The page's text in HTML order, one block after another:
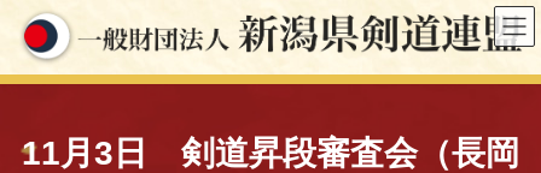
ン
ー
11月3日 剣道昇段審査会（長岡